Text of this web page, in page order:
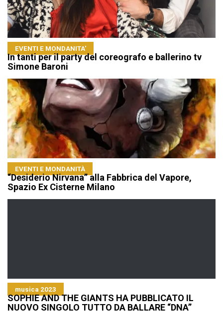
EVENTI E MONDANITA'
In tanti per il party del coreografo e ballerino tv
Simone Baroni
EVENTI E MONDANITÀ
“Desiderio Nirvana” alla Fabbrica del Vapore,
Spazio Ex Cisterne Milano
musica 2023
SOPHIE AND THE GIANTS HA PUBBLICATO IL
NUOVO SINGOLO TUTTO DA BALLARE “DNA”